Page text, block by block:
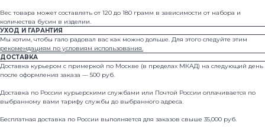
Вес товара может составлять от 120 до 180 грамм в зависимости от набора и
количества бусин в изделии.
УХОД И ГАРАНТИЯ
Мы хотим, чтобы гало радовал вас как можно дольше. Для этого следуйте этим
рекомендациям по условиям использования.
ДОСТАВКА
Доставка курьером с примеркой по Москве (в пределах МКАД) на следующий день
после оформления заказа — 500 руб.
Доставка по России курьерскими службами или Почтой России оплачивается по
выбранному вами тарифу службы до выбранного адреса.
Бесплатная доставка по России выполняется для заказов свыше 35,000 руб.